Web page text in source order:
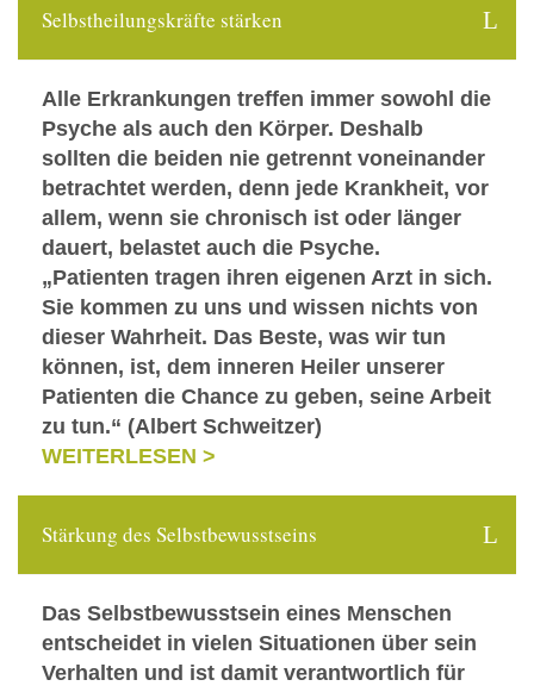
Selbstheilungskräfte stärken
Alle Erkrankungen treffen immer sowohl die
Psyche als auch den Körper. Deshalb
sollten die beiden nie getrennt voneinander
betrachtet werden, denn jede Krankheit, vor
allem, wenn sie chronisch ist oder länger
dauert, belastet auch die Psyche.
„Patienten tragen ihren eigenen Arzt in sich.
Sie kommen zu uns und wissen nichts von
dieser Wahrheit. Das Beste, was wir tun
können, ist, dem inneren Heiler unserer
Patienten die Chance zu geben, seine Arbeit
zu tun.“ (Albert Schweitzer)
WEITERLESEN >
Stärkung des Selbstbewusstseins
Das Selbstbewusstsein eines Menschen
entscheidet in vielen Situationen über sein
Verhalten und ist damit verantwortlich für